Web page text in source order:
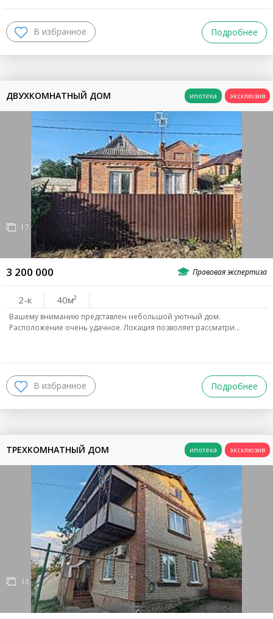
Подробнее
ДВУХКОМНАТНЫЙ ДОМ
3 200 000
17
2-к 40
Вашему вниманию представлен небольшой уютный дом.
Расположение очень удачное. Локация позволяет рассматри…
Подробнее
ТРЕХКОМНАТНЫЙ ДОМ
38